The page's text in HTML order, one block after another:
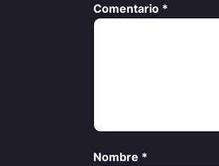
Comentario *
Nombre *